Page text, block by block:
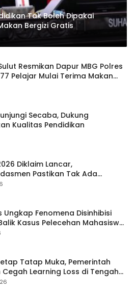
Tak Boleh Dipakai
Bergizi Gratis
Resmikan Dapur MBG Polres
Pelajar Mulai Terima Makan
Secaba, Dukung
Kualitas Pendidikan
Diklaim Lancar,
Pastikan Tak Ada
Soal
Ungkap Fenomena Disinhibisi
Kasus Pelecehan Mahasiswa
Tatap Muka, Pemerintah
Learning Loss di Tengah